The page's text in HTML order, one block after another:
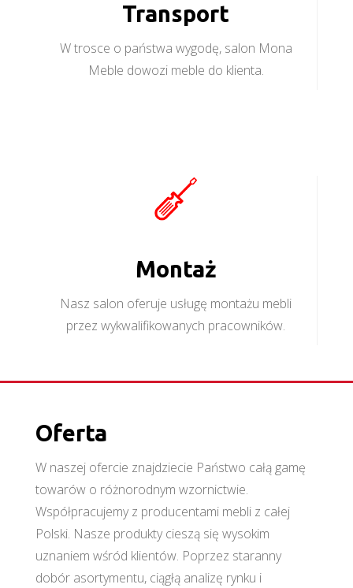
Transport
W trosce o państwa wygodę, salon Mona
Meble dowozi meble do klienta.
Montaż
Nasz salon oferuje usługę montażu mebli
przez wykwalifikowanych pracowników.
Oferta
W naszej ofercie znajdziecie Państwo całą gamę
towarów o różnorodnym wzornictwie.
Współpracujemy z producentami mebli z całej
Polski. Nasze produkty cieszą się wysokim
uznaniem wśród klientów. Poprzez staranny
dobór asortymentu, ciągłą analizę rynku i